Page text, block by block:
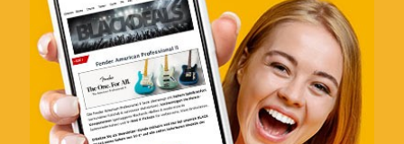
Mein Lieblings-OSC
Bewertung von:eelecam 30.5.17